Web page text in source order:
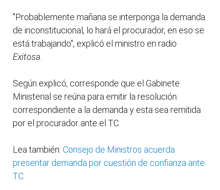
"Probablemente mañana se interponga la demanda
de inconstitucional, lo hará el procurador, en eso se
está trabajando", explicó el ministro en radio
Exitosa
Según explicó, corresponde que el Gabinete
Ministerial se reúna para emitir la resolución
correspondiente a la demanda y esta sea remitida
por el procurador ante el TC.
Lea también: Consejo de Ministros acuerda
presentar demanda por cuestión de confianza ante
TC